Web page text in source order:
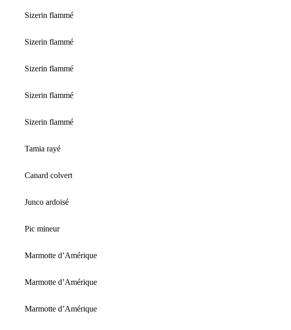
Sizerin flammé
Sizerin flammé
Sizerin flammé
Sizerin flammé
Sizerin flammé
Tamia rayé
Canard colvert
Junco ardoisé
Pic mineur
Marmotte d’Amérique
Marmotte d’Amérique
Marmotte d’Amérique